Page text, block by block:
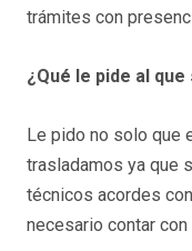
trámites con
¿Qué le pide al
Le pido no solo que
trasladamos ya que
técnicos acordes
necesario contar